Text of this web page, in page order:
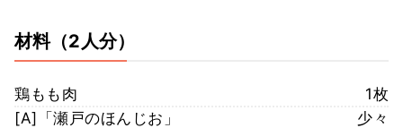
材料（2人分）
鶏もも肉
1枚
[A]「瀬戸のほんじお」
少々